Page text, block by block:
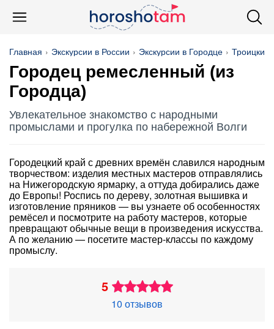
Главная Экскурсии в России Экскурсии в Городце Троицкий
Городец ремесленный (из
Городца)
Увлекательное знакомство с народными
промыслами и прогулка по набережной Волги
Городецкий край с древних времён славился народным
творчеством: изделия местных мастеров отправлялись
на Нижегородскую ярмарку, а оттуда добирались даже
до Европы! Роспись по дереву, золотная вышивка и
изготовление пряников — вы узнаете об особенностях
ремёсел и посмотрите на работу мастеров, которые
превращают обычные вещи в произведения искусства.
А по желанию — посетите мастер-классы по каждому
промыслу.
5
10 отзывов